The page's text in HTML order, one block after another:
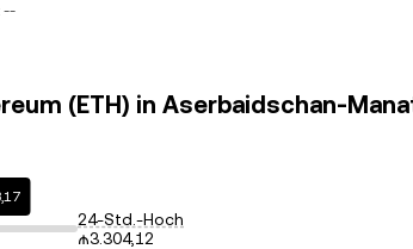
--
(ETH) in Aserbaidschan-
24-Std.-Hoch
₼3.304,12